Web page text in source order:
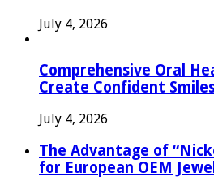
July 4, 2026
Comprehensive Oral
Create Confident
July 4, 2026
The Advantage of
for European OEM